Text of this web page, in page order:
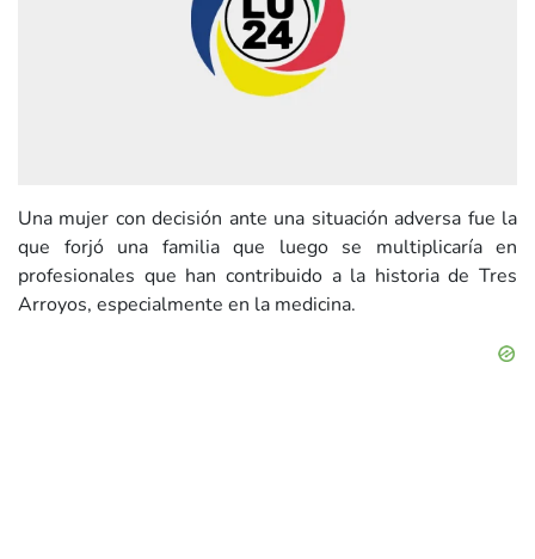
Una mujer con decisión ante una situación adversa fue la
que forjó una familia que luego se multiplicaría en
profesionales que han contribuido a la historia de Tres
Arroyos, especialmente en la medicina.